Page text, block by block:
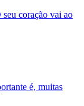
coração vai ao
é, muitas